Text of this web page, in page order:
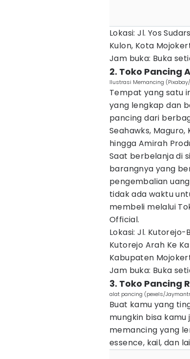
Lokasi: Jl. Yos
Kulon, Kota
Jam buka: Buka
2. Toko Pancing
Ilustrasi Memancing
Tempat yang satu
yang lengkap dan
pancing dari
Seahawks, Maguro,
hingga Amirah
Saat berbelanja di
barangnya yang
pengembalian
tidak ada waktu
membeli melalui
Official.
Lokasi: Jl.
Kutorejo Arah Ke
Kabupaten
Jam buka: Buka
3. Toko Pancing
alat pancing (pexels/
Buat kamu yang
mungkin bisa
memancing yang
essence, kail, dan